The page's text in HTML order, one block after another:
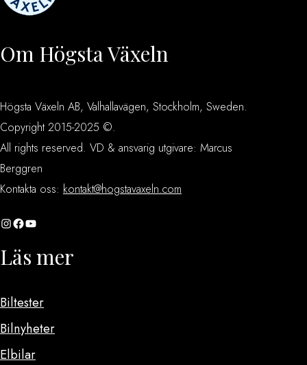
Om Högsta Växeln
Högsta Växeln AB, Valhallavägen, Stockholm, Sweden.
Copyright 2015-2025 ©.
All rights reserved. VD & ansvarig utgivare: Marcus
Berggren
Kontakta oss: kontakt@hogstavaxeln.com
InstagramFacebook YouTube
Läs mer
Biltester
Bilnyheter
Elbilar